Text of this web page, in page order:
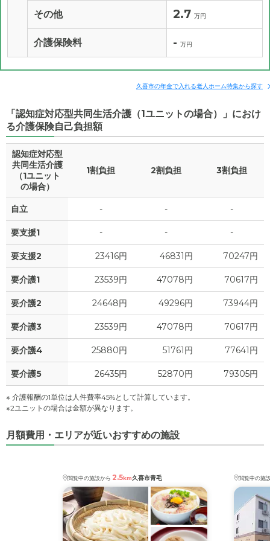
その他 2.7 万円
介護保険料 - 万円
久喜市の年金で入れる老人ホーム特集から探す
「認知症対応型共同生活介護（1ユニットの場合）」におけ
る介護保険自己負担額
認知症対応型
共同生活介護
（1ユニット
の場合）
1割負担 2割負担 3割負担
自立 - - -
要支援1 - - -
要支援2 23416円 46831円 70247円
要介護1 23539円 47078円 70617円
要介護2 24648円 49296円 73944円
要介護3 23539円 47078円 70617円
要介護4 25880円 51761円 77641円
要介護5 26435円 52870円 79305円
※ 介護報酬の1単位は人件費率45%として計算しています。
※2ユニットの場合は金額が異なります。
月額費用・エリアが近いおすすめの施設
閲覧中の施設から 2.5km久喜市青毛 閲覧中の施